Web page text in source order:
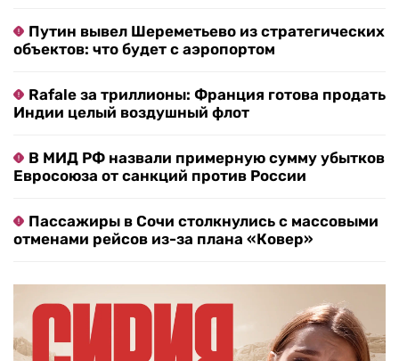
Путин вывел Шереметьево из стратегических
объектов: что будет с аэропортом
Rafale за триллионы: Франция готова продать
Индии целый воздушный флот
В МИД РФ назвали примерную сумму убытков
Евросоюза от санкций против России
Пассажиры в Сочи столкнулись с массовыми
отменами рейсов из-за плана «Ковер»